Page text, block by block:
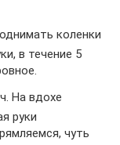
коленки
в течение 5
На вдохе
руки
чуть